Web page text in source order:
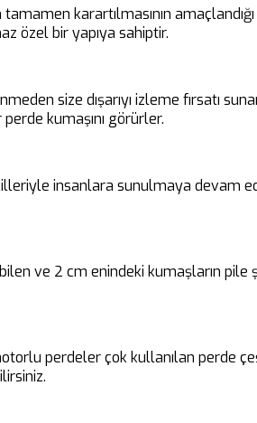
karartılmasının
özel bir yapıya sahiptir.
size dışarıyı izleme fırsatı
kumaşını görürler.
insanlara sunulmaya devam
ve 2 cm enindeki kumaşların
perdeler çok kullanılan perde